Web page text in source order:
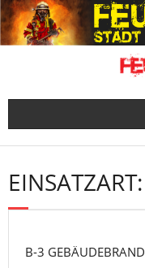
Skip
to
content
EINSATZART:
B-3 GEBÄUDEBRAND